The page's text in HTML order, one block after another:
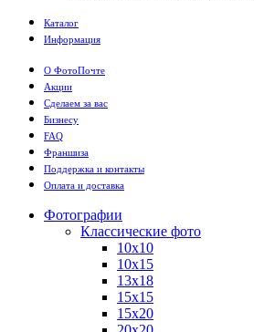
Каталог
Информация
О ФотоПочте
Акции
Сделаем за вас
Бизнесу
FAQ
Франшиза
Поддержка и контакты
Оплата и доставка
Фотографии
Классические фото
10х10
10х15
13х18
15х15
15х20